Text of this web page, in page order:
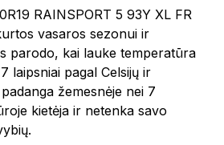
RAINSPORT 5 93Y XL FR
vasaros sezonui ir
parodo, kai lauke temperatūra
laipsniai pagal Celsijų ir
žemesnėje nei 7
kietėja ir netenka savo